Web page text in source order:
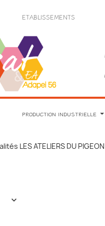
ETABLISSEMENTS
PRODUCTION INDUSTRIELLE
LES ATELIERS DU
keyboard_arrow_down